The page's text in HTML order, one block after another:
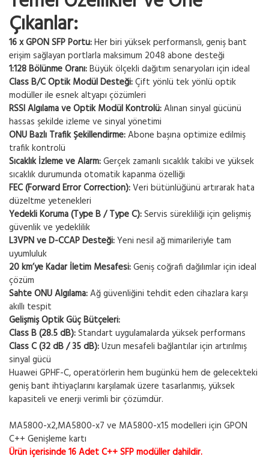
Çıkanlar:
16 x GPON SFP Portu:Her biri yüksek performanslı, geniş bant
erişim sağlayan portlarla maksimum 2048 abone desteği
1:128 Bölünme Oranı:Büyük ölçekli dağıtım senaryoları için ideal
Class B/C Optik Modül Desteği:Çift yönlü tek yönlü optik
modüller ile esnek altyapı çözümleri
RSSI Algılama ve Optik Modül Kontrolü:Alınan sinyal gücünü
hassas şekilde izleme ve sinyal yönetimi
ONU Bazlı Trafik Şekillendirme:Abone başına optimize edilmiş
trafik kontrolü
Sıcaklık İzleme ve Alarm:Gerçek zamanlı sıcaklık takibi ve yüksek
sıcaklık durumunda otomatik kapanma özelliği
FEC (Forward Error Correction):Veri bütünlüğünü artırarak hata
düzeltme yetenekleri
Yedekli Koruma (Type B / Type C):Servis sürekliliği için gelişmiş
güvenlik ve yedeklilik
L3VPN ve D-CCAP Desteği:Yeni nesil ağ mimarileriyle tam
uyumluluk
20 km’ye Kadar İletim Mesafesi:Geniş coğrafi dağılımlar için ideal
çözüm
Sahte ONU Algılama:Ağ güvenliğini tehdit eden cihazlara karşı
akıllı tespit
Gelişmiş Optik Güç Bütçeleri:
Class B (28.5 dB):Standart uygulamalarda yüksek performans
Class C (32 dB / 35 dB):Uzun mesafeli bağlantılar için artırılmış
sinyal gücü
Huawei GPHF-C, operatörlerin hem bugünkü hem de gelecekteki
geniş bant ihtiyaçlarını karşılamak üzere tasarlanmış, yüksek
kapasiteli ve enerji verimli bir çözümdür.
MA5800-x2,MA5800-x7 ve MA5800-x15 modelleri için GPON
C++ Genişleme kartı
Ürün içerisinde 16 Adet C++ SFP modüller dahildir.